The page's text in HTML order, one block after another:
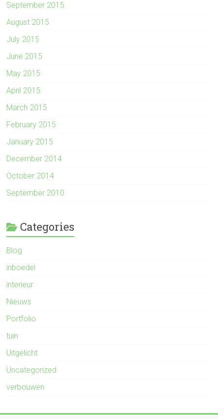
September 2015
August 2015
July 2015
June 2015
May 2015
April 2015
March 2015
February 2015
January 2015
December 2014
October 2014
September 2010
Categories
Blog
inboedel
interieur
Nieuws
Portfolio
tuin
Uitgelicht
Uncategorized
verbouwen